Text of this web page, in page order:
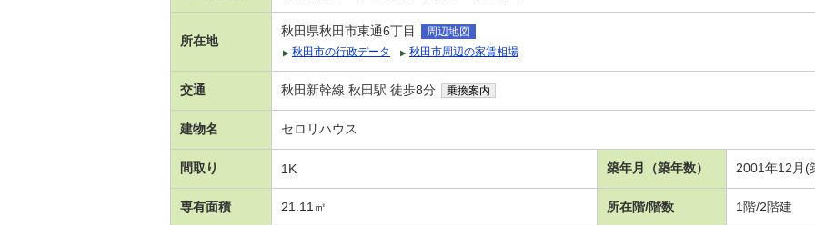
所在地
秋田県秋田市東通6丁目
周辺地図
秋田市の行政データ
秋田市周辺の家賃相場
交通 秋田新幹線 秋田駅 徒歩8分 乗換案内
建物名 セロリハウス
間取り 1K 築年月（築年数） 2001年12月(
専有面積 21.11㎡ 所在階/階数 1階/2階建